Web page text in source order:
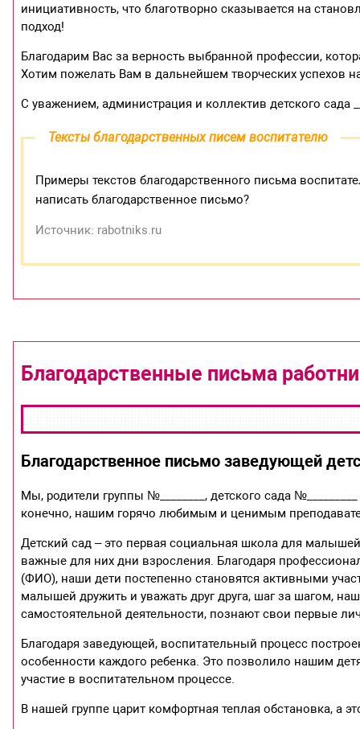
инициативность, что благотворно сказывается на
подход!
Благодарим Вас за верность выбранной профессии,
Хотим пожелать Вам в дальнейшем творческих успехов
С уважением, администрация и коллектив детского сада
Тексты благодарственных писем воспитателю
Примеры текстов благодарственного письма
написать благодарственное письмо?
Источник: rabotniks.ru
Благодарственные письма
Благодарственное письмо заведующей
Мы, родители группы №________, детского сада
конечно, нашим горячо любимым и ценимым
Детский сад – это первая социальная школа для
важные для них дни взросления. Благодаря
(ФИО), наши дети постепенно становятся активными
малышей дружить и уважать друг друга, шаг за шагом,
самостоятельной деятельности, познают свои первые
Благодаря заведующей, воспитательный процесс
особенности каждого ребенка. Это позволило нашим
участие в воспитательном процессе.
В нашей группе царит комфортная теплая обстановка, а